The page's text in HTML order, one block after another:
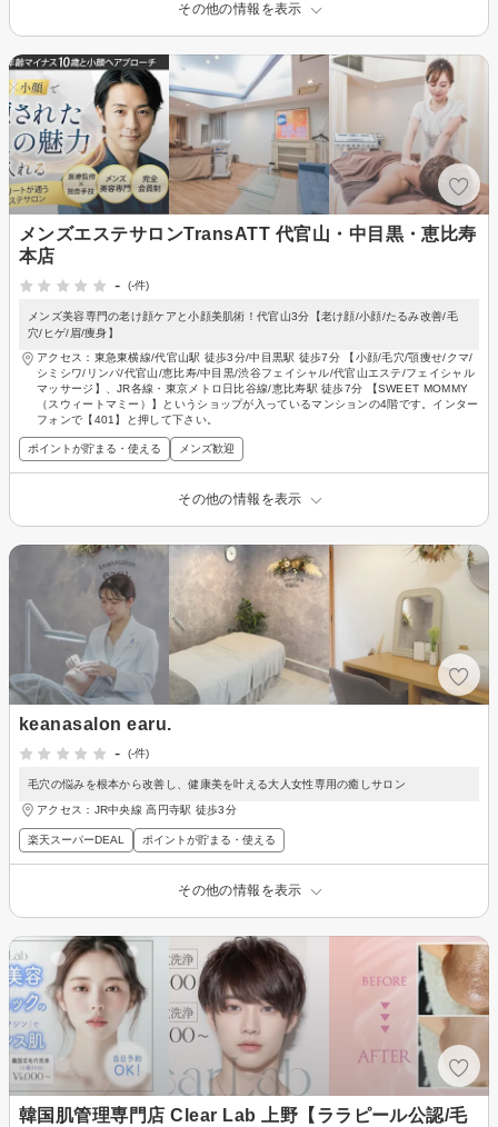
その他の情報を表示
メンズエステサロンTransATT 代官山・中目黒・恵比寿
本店
-
(-件)
メンズ美容専門の老け顔ケアと小顔美肌術！代官山3分【老け顔/小顔/たるみ改善/毛
穴/ヒゲ/眉/痩身】
アクセス：東急東横線/代官山駅 徒歩3分/中目黒駅 徒歩7分 【小顔/毛穴/顎痩せ/クマ/
シミシワ/リンパ/代官山/恵比寿/中目黒/渋谷フェイシャル/代官山エステ/フェイシャル
マッサージ】、JR各線・東京メトロ日比谷線/恵比寿駅 徒歩7分 【SWEET MOMMY
（スウィートマミー）】というショップが入っているマンションの4階です。インター
フォンで【401】と押して下さい。
ポイントが貯まる・使える メンズ歓迎
その他の情報を表示
keanasalon earu.
-
(-件)
毛穴の悩みを根本から改善し、健康美を叶える大人女性専用の癒しサロン
アクセス：JR中央線 高円寺駅 徒歩3分
楽天スーパーDEAL ポイントが貯まる・使える
その他の情報を表示
韓国肌管理専門店 Clear Lab 上野【ララピール公認/毛